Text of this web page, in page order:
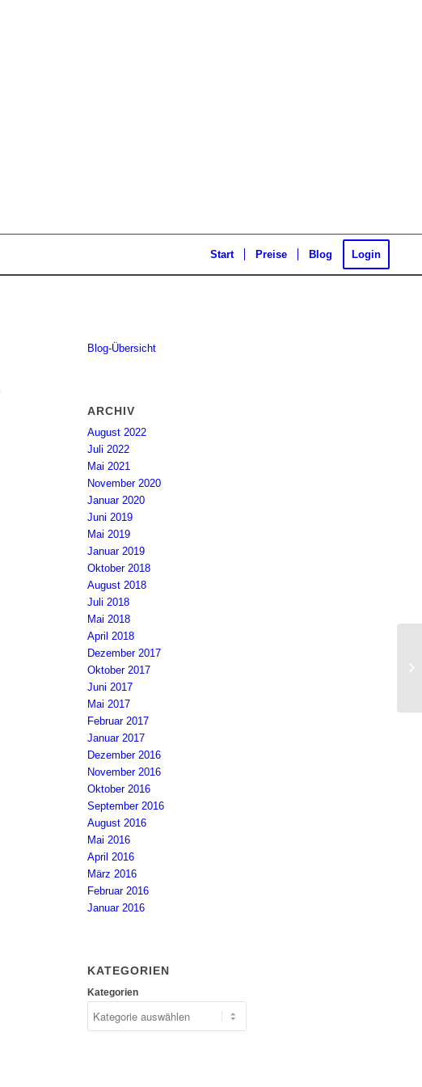
Start Preise Blog Login
Blog-Übersicht
ARCHIV
August 2022
Juli 2022
Mai 2021
November 2020
Januar 2020
Juni 2019
Mai 2019
Januar 2019
Oktober 2018
August 2018
Juli 2018
Mai 2018
April 2018
Dezember 2017
Oktober 2017
Juni 2017
Mai 2017
Februar 2017
Januar 2017
Dezember 2016
November 2016
Oktober 2016
September 2016
August 2016
Mai 2016
April 2016
März 2016
Februar 2016
Januar 2016
KATEGORIEN
Kategorien